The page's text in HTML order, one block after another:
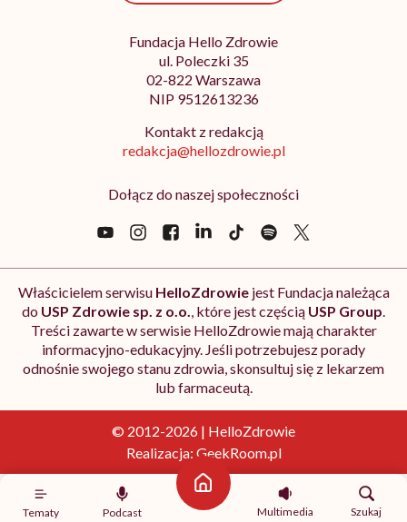
Tematy Podcast
Strona główna
Multimedia
Szukaj
Fundacja Hello Zdrowie
ul. Poleczki 35
02-822 Warszawa
NIP 9512613236
Kontakt z redakcją
redakcja@hellozdrowie.pl
Dołącz do naszej społeczności
Właścicielem serwisu HelloZdrowiejest Fundacja należąca
do USP Zdrowie sp. z o.o., które jest częścią USP Group.
Treści zawarte w serwisie HelloZdrowie mają charakter
informacyjno-edukacyjny. Jeśli potrzebujesz porady
odnośnie swojego stanu zdrowia, skonsultuj się z lekarzem
lub farmaceutą.
© 2012-2026 | HelloZdrowie
Realizacja: GeekRoom.pl